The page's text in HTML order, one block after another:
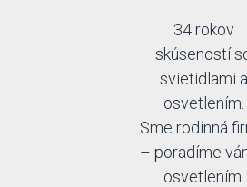
34 rokov
skúseností
svietidlami a
osvetlením.
Sme rodinná
– poradíme
osvetlením.